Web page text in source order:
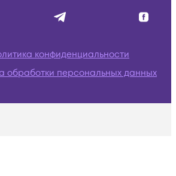
конфиденциальности
обработки персональных данных